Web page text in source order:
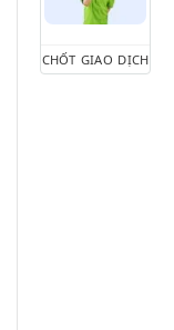
CHỐT GIAO DỊCH